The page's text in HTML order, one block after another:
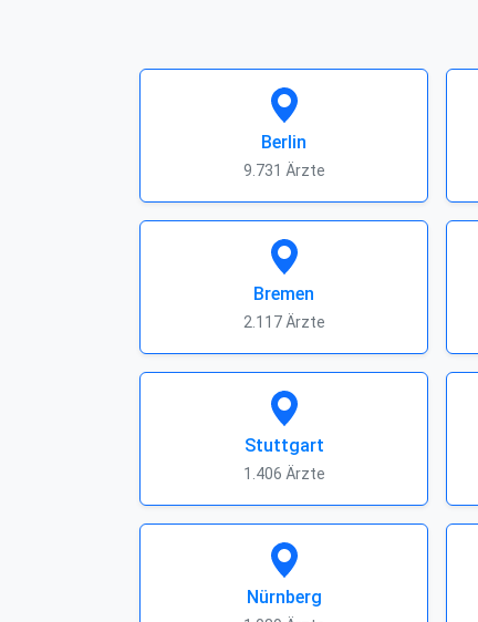
Berlin
9.731 Ärzte
Bremen
2.117 Ärzte
Stuttgart
1.406 Ärzte
Nürnberg